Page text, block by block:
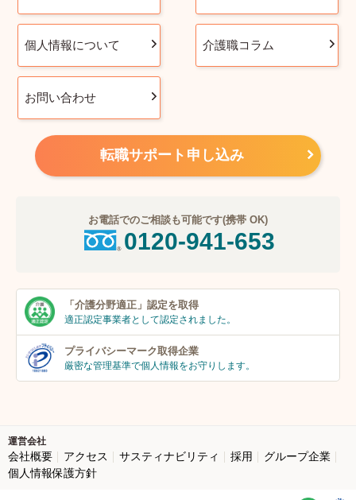
個人情報について 介護職コラム
お問い合わせ
転職サポート申し込み
お電話でのご相談も可能です(携帯 OK)
0120-941-653
「介護分野適正」 認定を取得
適正認定事業者として認定されました。
プライバシーマーク取得企業
厳密な管理基準で個人情報をお守りします。
運営会社
会社概要 アクセス サスティナビリティ 採用
グループ企業
個人情報保護方針